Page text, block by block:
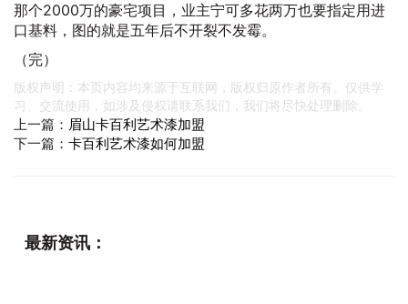
那个2000万的豪宅项目，业主宁可多花两万也要指定用进
口基料，图的就是五年后不开裂不发霉。
（完）
版权声明：本页内容均来源于互联网，版权归原作者所有。仅供学
习、交流使用，如涉及侵权请联系我们，我们将尽快处理删除。
上一篇： 眉山卡百利艺术漆加盟
下一篇： 卡百利艺术漆如何加盟
最新资讯：